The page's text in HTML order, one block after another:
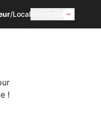
/Local
!